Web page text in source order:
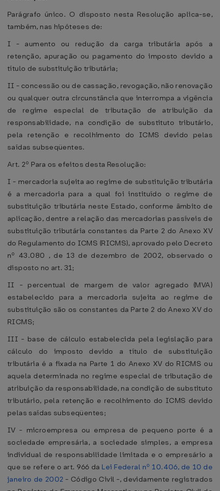
Parágrafo único. O disposto nesta Resolução aplica-se,
também, nas hipóteses de:
I - aumento ou redução da carga tributária após a
retenção, apuração ou pagamento do imposto devido a
título de substituição tributária;
II - concessão ou de cassação, revogação, não renovação
ou qualquer outra circunstância que interrompa a vigência
de regime especial de tributação de atribuição da
responsabilidade, na condição de substituto tributário,
pela retenção e recolhimento do ICMS devido pelas
saídas subseqüentes.
Art. 2º Para os efeitos desta Resolução:
I - mercadoria sujeita ao regime de substituição tributária
é a mercadoria para a qual foi instituído o regime de
substituição tributária neste Estado, conforme âmbito de
aplicação, dentre a relação das mercadorias passíveis de
substituição tributária constantes da Parte 2 do Anexo XV
do Regulamento do ICMS (RICMS), aprovado pelo Decreto
nº 43.080 , de 13 de dezembro de 2002, observado o
disposto no art. 31;
II - percentual de margem de valor agregado (MVA)
estabelecido para a mercadoria sujeita ao regime de
substituição são os constantes da Parte 2 do Anexo XV do
RICMS;
III - base de cálculo estabelecida pela legislação para
cálculo do imposto devido a título de substituição
tributária é a fixada na Parte 1 do Anexo XV do RICMS ou
aquela determinada no regime especial de tributação de
atribuição da responsabilidade, na condição de substituto
tributário, pela retenção e recolhimento do ICMS devido
pelas saídas subseqüentes;
IV - microempresa ou empresa de pequeno porte é a
sociedade empresária, a sociedade simples, a empresa
individual de responsabilidade limitada e o empresário a
que se refere o art. 966 da Lei Federal nº 10.406, de 10 de
janeiro de 2002 - Código Civil -, devidamente registrados